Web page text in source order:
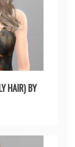
HAIR) BY